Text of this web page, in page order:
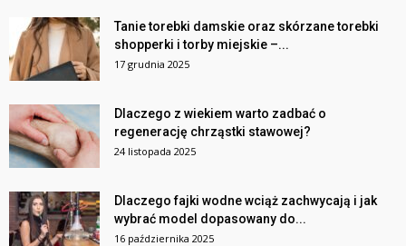
Tanie torebki damskie oraz skórzane torebki
shopperki i torby miejskie –...
17 grudnia 2025
Dlaczego z wiekiem warto zadbać o
regenerację chrząstki stawowej?
24 listopada 2025
Dlaczego fajki wodne wciąż zachwycają i jak
wybrać model dopasowany do...
16 października 2025